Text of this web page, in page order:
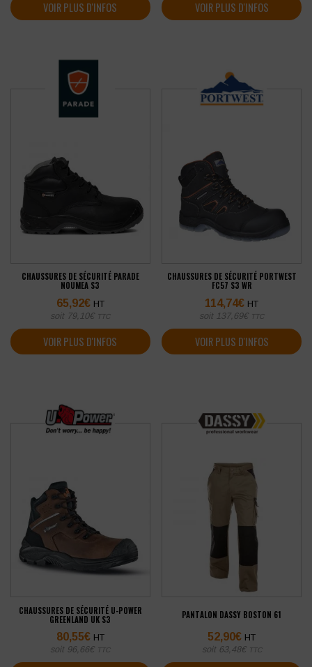
VOIR PLUS D'INFOS VOIR PLUS D'INFOS
CHAUSSURES DE SÉCURITÉ PARADE
NOUMEA S3
65,92€ HT
soit 79,10€ TTC
VOIR PLUS D'INFOS
CHAUSSURES DE SÉCURITÉ PORTWEST
FC57 S3 WR
114,74€ HT
soit 137,69€ TTC
VOIR PLUS D'INFOS
CHAUSSURES DE SÉCURITÉ U-POWER
GREENLAND UK S3
80,55€ HT
soit 96,66€ TTC
PANTALON DASSY BOSTON 61
52,90€ HT
soit 63,48€ TTC